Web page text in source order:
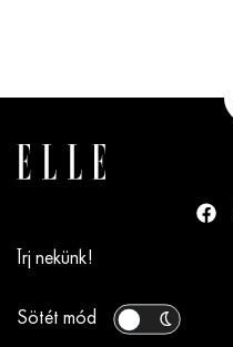
Írj nekünk!
Sötét mód